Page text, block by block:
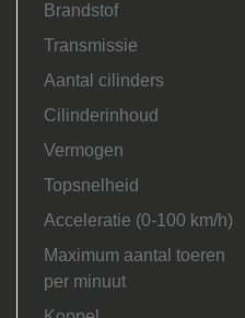
Brandstof
Transmissie
Aantal cilinders
Cilinderinhoud
Vermogen
Topsnelheid
Acceleratie (0-100 km/h)
Maximum aantal toeren
per minuut